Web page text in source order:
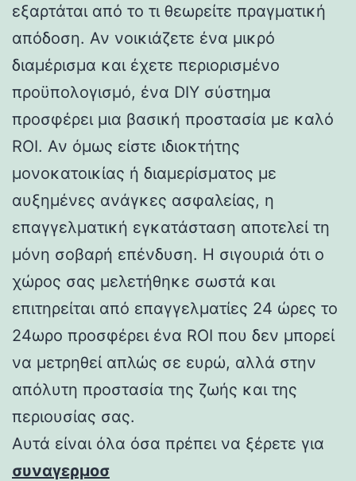
εξαρτάται από το τι θεωρείτε πραγματική
απόδοση. Αν νοικιάζετε ένα μικρό
διαμέρισμα και έχετε περιορισμένο
προϋπολογισμό, ένα DIY σύστημα
προσφέρει μια βασική προστασία με καλό
ROI. Αν όμως είστε ιδιοκτήτης
μονοκατοικίας ή διαμερίσματος με
αυξημένες ανάγκες ασφαλείας, η
επαγγελματική εγκατάσταση αποτελεί τη
μόνη σοβαρή επένδυση. Η σιγουριά ότι ο
χώρος σας μελετήθηκε σωστά και
επιτηρείται από επαγγελματίες 24 ώρες το
24ωρο προσφέρει ένα ROI που δεν μπορεί
να μετρηθεί απλώς σε ευρώ, αλλά στην
απόλυτη προστασία της ζωής και της
περιουσίας σας.
Αυτά είναι όλα όσα πρέπει να ξέρετε για
συναγερμοσ